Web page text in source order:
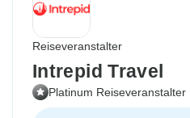
Reiseveranstalter
Intrepid Travel
Platinum Reiseveranstalter